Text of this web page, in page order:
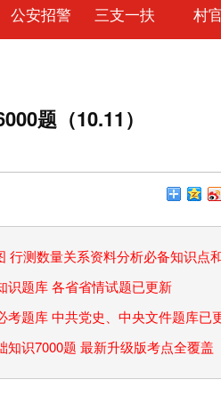
公安招警 三支一扶 村
题（10.11）
行测数量关系资料分析必备知识点
识题库 各省省情试题已更新
考题库 中共党史、中央文件题库已
知识7000题 最新升级版考点全覆盖